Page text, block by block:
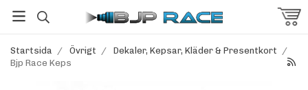
Startsida / Övrigt / Dekaler, Kepsar, Kläder & Presentkort /
Bjp Race Keps